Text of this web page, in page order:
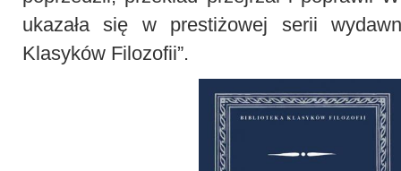
ukazała się w prestiżowej serii
Klasyków Filozofii”.